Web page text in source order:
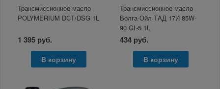
Трансмиссионное масло
POLYMERIUM DCT/DSG 1L
1 395 руб.
В корзину
Трансмиссионное масло
Волга-Ойл ТАД 17И 85W-
90 GL-5 1L
434 руб.
В корзину